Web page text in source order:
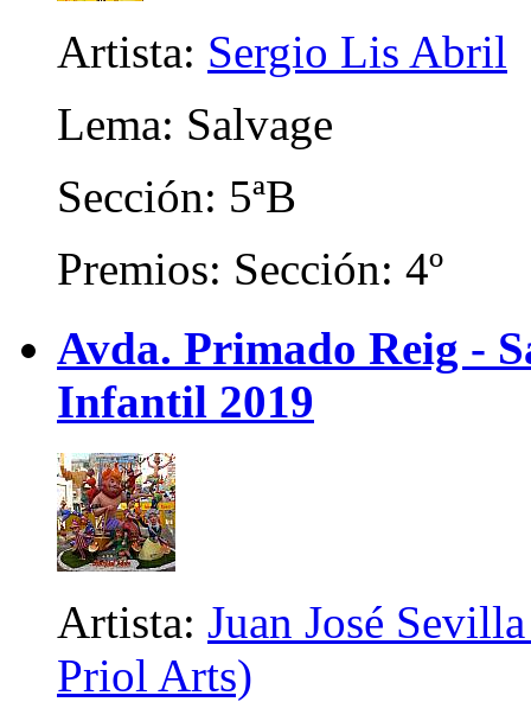
Artista: Sergio Lis Abril
Lema: Salvage
Sección: 5ªB
Premios: Sección: 4º
Avda. Primado Reig -
Infantil 2019
Artista: Juan José
Priol Arts)